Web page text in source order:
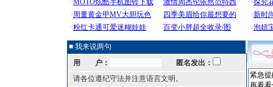
■ 我来说两句
用 户：
匿名发出：
请各位遵纪守法并注意语言文明。